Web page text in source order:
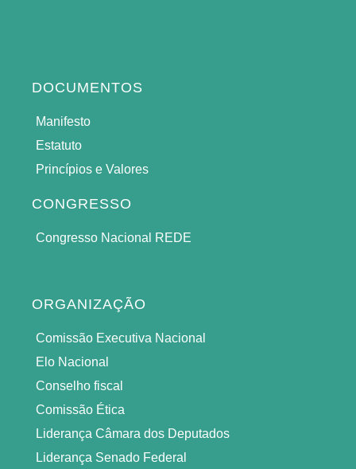
DOCUMENTOS
Manifesto
Estatuto
Princípios e Valores
CONGRESSO
Congresso Nacional REDE
ORGANIZAÇÃO
Comissão Executiva Nacional
Elo Nacional
Conselho fiscal
Comissão Ética
Liderança Câmara dos Deputados
Liderança Senado Federal